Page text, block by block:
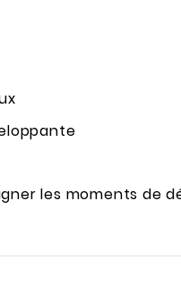
les moments de